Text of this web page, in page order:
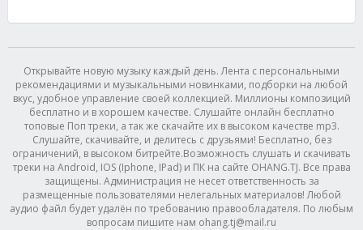
Открывайте новую музыку каждый день. Лента с персональными
рекомендациями и музыкальными новинками, подборки на любой
вкус, удобное управление своей коллекцией. Миллионы композиций
бесплатно и в хорошем качестве. Слушайте онлайн бесплатно
топовые Поп треки, а так же скачайте их в высоком качестве mp3.
Слушайте, скачивайте, и делитесь с друзьями! Бесплатно, без
ограничений, в высоком битрейте.Возможность слушать и скачивать
треки на Android, IOS (Iphone, IPad) и ПК на сайте OHANG.TJ. Все права
защищены. Администрация не несет ответственность за
размещенные пользователями нелегальных материалов! Любой
аудио файл будет удалён по требованию правообладателя. По любым
вопросам пишите нам ohang.tj@mail.ru